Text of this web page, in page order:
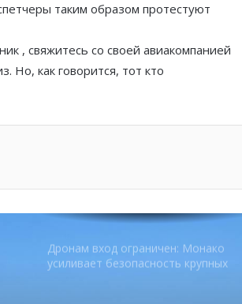
таким образом протестуют
, свяжитесь со своей авиакомпанией
как говорится, тот кто
SBM и Be Safe Monaco продлили
В Монако раскрыли мошенничество
Дронам вход ограничен: Монако
усиливает безопасность крупных
мероприятий